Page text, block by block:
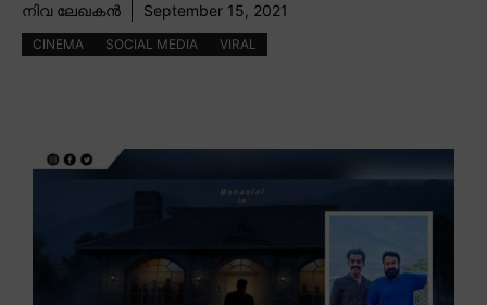
നിവ ലേഖകൻ September 15, 2021
CINEMA SOCIAL MEDIA VIRAL